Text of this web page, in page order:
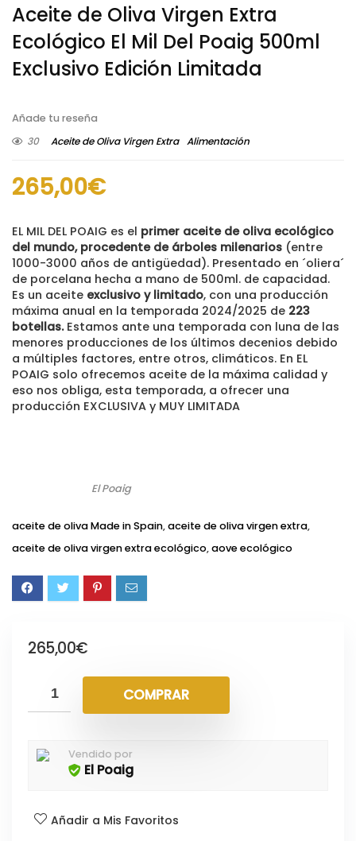
Aceite de Oliva Virgen Extra
Ecológico El Mil Del Poaig 500ml
Exclusivo Edición Limitada
Añade tu reseña
30
Aceite de Oliva Virgen Extra Alimentación
265,00€
EL MIL DEL POAIG es el primer aceite de oliva ecológico
del mundo, procedente de árboles milenarios (entre
1000-3000 años de antigüedad). Presentado en ´oliera´
de porcelana hecha a mano de 500ml. de capacidad.
Es un aceite exclusivo y limitado, con una producción
máxima anual en la temporada 2024/2025 de 223
botellas. Estamos ante una temporada con luna de las
menores producciones de los últimos decenios debido
a múltiples factores, entre otros, climáticos. En EL
POAIG solo ofrecemos aceite de la máxima calidad y
eso nos obliga, esta temporada, a ofrecer una
producción EXCLUSIVA y MUY LIMITADA
El Poaig
aceite de oliva Made in Spain,aceite de oliva virgen extra,
aceite de oliva virgen extra ecológico,aove ecológico
265,00€
COMPRAR
Vendido por
El Poaig
Añadir a Mis Favoritos